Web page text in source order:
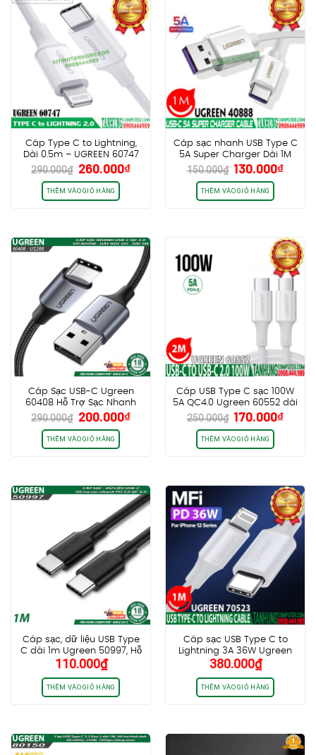
Cáp Type C to Lightning,
Dài 0.5m – UGREEN 60747
290.000₫ Giá
gốc
là:
290.000₫.
260.000₫Giá
THÊM VÀO GIỎ HÀNG
Cáp sạc nhanh USB Type C
5A Super Charger Dài 1M
Ugreen 40888 Chính Hãng
150.000₫ Giá
gốc
là:
150.000₫.
130.000₫Giá
THÊM VÀO GIỎ HÀNG
Cáp Sạc USB-C Ugreen
60408 Hỗ Trợ Sạc Nhanh
QC 3.0 Dài 3M (Dây Bọc dù)
290.000₫ Giá
gốc
là:
290.000₫.
200.000₫Giá
THÊM VÀO GIỎ HÀNG
Cáp USB Type C sạc 100W
5A QC4.0 Ugreen 60552 dài
2m chính hãng cao cấp
250.000₫ Giá
gốc
là:
250.000₫.
170.000₫Giá
THÊM VÀO GIỎ HÀNG
Cáp sạc, dữ liệu USB Type
C dài 1m Ugreen 50997, Hỗ
trợ PD3.0/QC4.0/FCP 60W
110.000₫
THÊM VÀO GIỎ HÀNG
Cáp sạc USB Type C to
Lightning 3A 36W Ugreen
70523 Dài 1m cao cấp (Vỏ
380.000₫
THÊM VÀO GIỎ HÀNG